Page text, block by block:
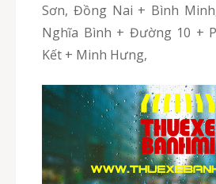
Sơn, Đồng Nai + Bình
Nghĩa Bình + Đường 10 +
Kết + Minh Hưng,